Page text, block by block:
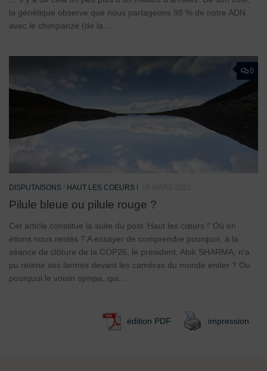
la génétique observe que nous partageons 98 % de notre ADN
avec le chimpanzé (de la...
0
DISPUTAISONS HAUT LES COEURS !
Pilule bleue ou pilule rouge ?
Cet article constitue la suite du post ‘Haut les cœurs !’ Où en
étions nous restés ? A essayer de comprendre pourquoi, à la
séance de clôture de la COP26, le président, Alok SHARMA, n’a
pu retenir ses larmes devant les caméras du monde entier ? Ou
pourquoi le voisin sympa, qui...
édition PDF impression